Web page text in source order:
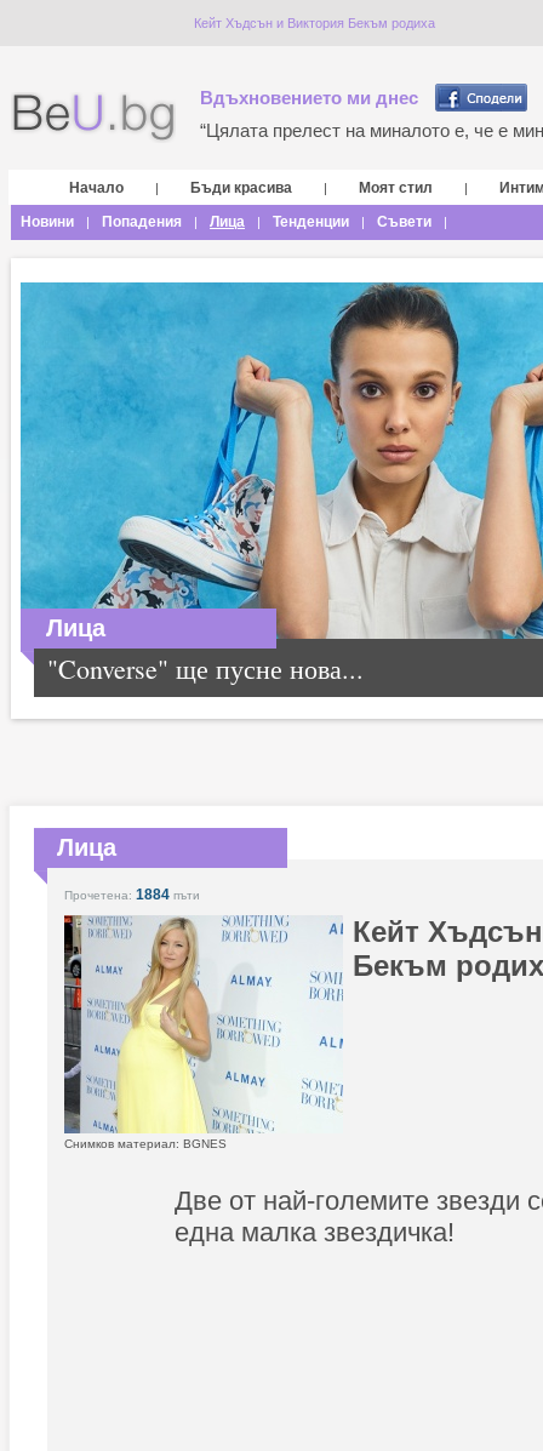
Кейт Хъдсън и Виктория Бекъм родиха
Вдъхновението ми днес
“Цялата прелест на миналото е, че е
Начало | Бъди красива | Моят стил |
Новини
| Попадения | Лица | Тенденции | Съвети |
Лица
"Converse" ще пусне нова...
Лица
Прочетена: 1884 пъти
Кейт
Бекъм
Снимков материал: BGNES
Две от най-големите звезди
една малка звездичка!